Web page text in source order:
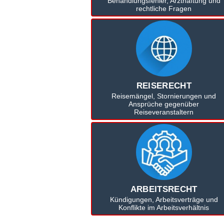
rechtliche Fragen
REISERECHT
Reisemängel, Stornierungen und
Ansprüche gegenüber
Reiseveranstaltern
ARBEITSRECHT
Kündigungen, Arbeitsverträge und
Konflikte im Arbeitsverhältnis